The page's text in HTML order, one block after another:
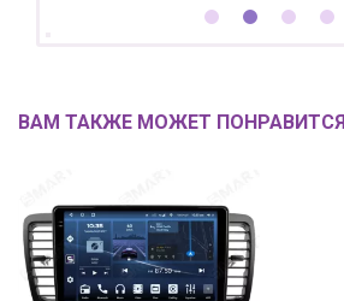
ВАМ ТАКЖЕ МОЖЕТ ПОНРАВИТСЯ